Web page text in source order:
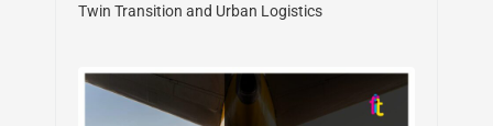
Twin Transition and Urban Logistics